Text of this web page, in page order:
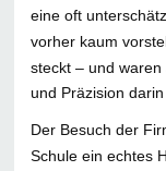
eine oft
vorher kaum
steckt – und
und Präzision
Der Besuch der
Schule ein echtes